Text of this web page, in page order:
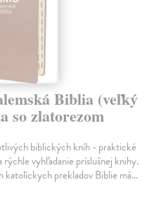
Biblia (veľký
so zlatorezom
biblických kníh - praktické
vyhľadanie príslušnej knihy.
katolíckych prekladov Biblie má…